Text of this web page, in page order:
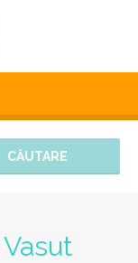
CĂUTARE